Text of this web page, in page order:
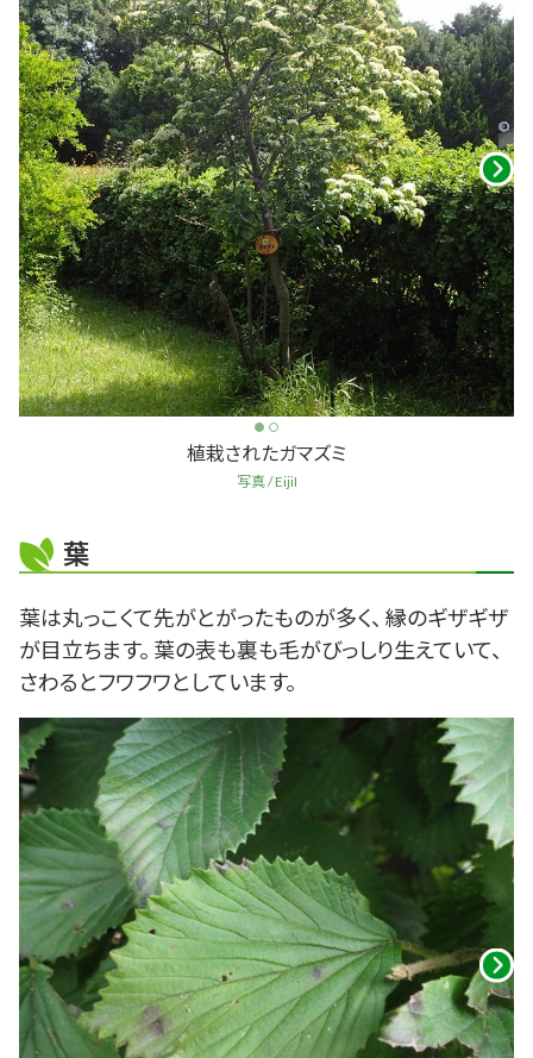
植栽されたガマズミ
写真 / EijiI
葉
葉は丸っこくて先がとがったものが多く、 縁のギザギザ
が目立ちます。 葉の表も裏も毛がびっしり生えていて、
さわるとフワフワとしています。